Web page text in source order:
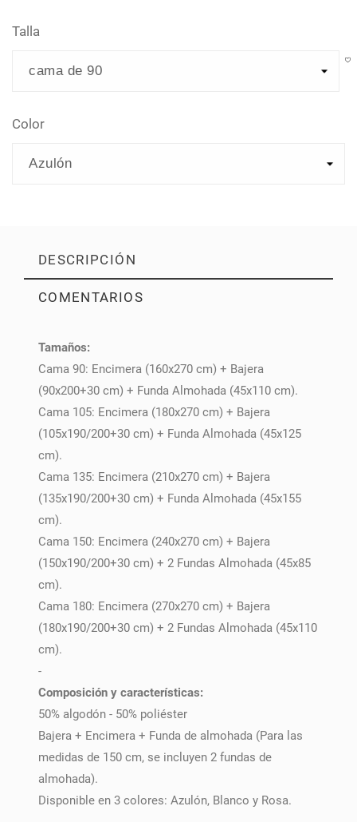
Talla
Color
DESCRIPCIÓN
COMENTARIOS
Tamaños:
Cama 90: Encimera (160x270 cm) + Bajera
(90x200+30 cm) + Funda Almohada (45x110 cm).
Cama 105: Encimera (180x270 cm) + Bajera
(105x190/200+30 cm) + Funda Almohada (45x125
cm).
Cama 135: Encimera (210x270 cm) + Bajera
(135x190/200+30 cm) + Funda Almohada (45x155
cm).
Cama 150: Encimera (240x270 cm) + Bajera
(150x190/200+30 cm) + 2 Fundas Almohada (45x85
cm).
Cama 180: Encimera (270x270 cm) + Bajera
(180x190/200+30 cm) + 2 Fundas Almohada (45x110
cm).
-
Composición y características:
50% algodón - 50% poliéster
Bajera + Encimera + Funda de almohada (Para las
medidas de 150 cm, se incluyen 2 fundas de
almohada).
Disponible en 3 colores: Azulón, Blanco y Rosa.
PULSE AQUÍ PARA DEJAR SU OPINIÓN